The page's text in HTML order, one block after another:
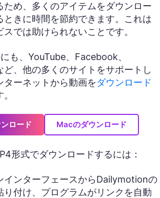
ため、多くのアイテムをダウンロー
ときに時間を節約できます。これは
では助けられないことです。
も、YouTube、Facebook、
、他の多くのサイトをサポートし
ターネットから動画をダウンロード
ロード Macのダウンロード
形式でダウンロードするには：
インターフェースからDailymotionの
り付け、プログラムがリンクを自動